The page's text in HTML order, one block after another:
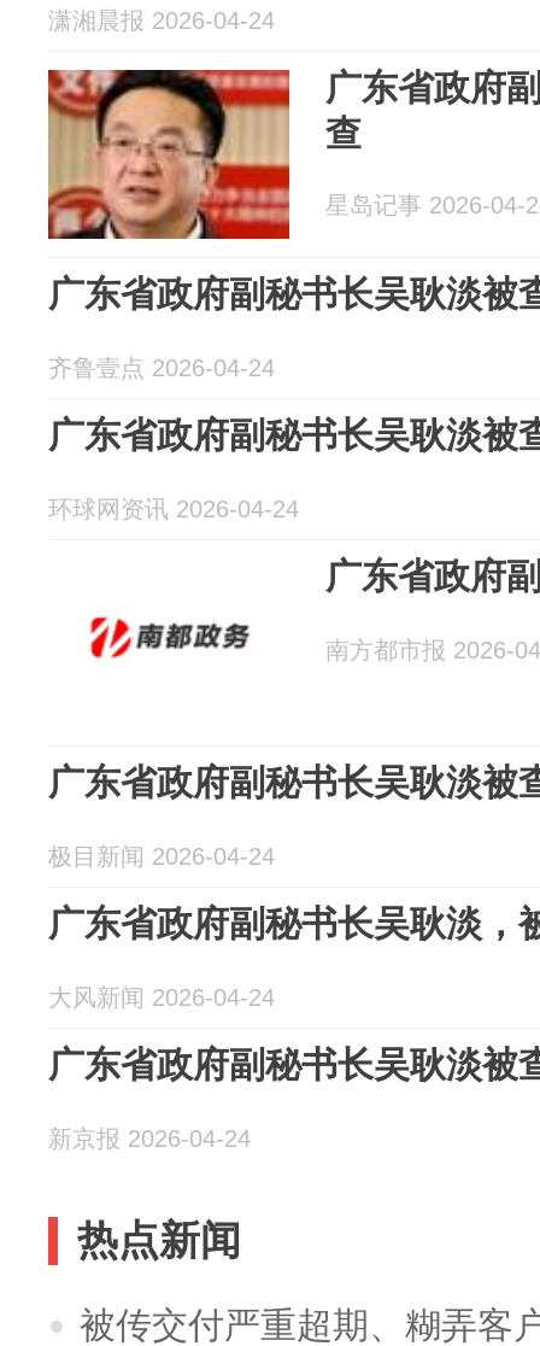
潇湘晨报 2026-04-24
广东省政府
查
星岛记事 2026-04-
广东省政府副秘书长吴耿淡被
齐鲁壹点 2026-04-24
广东省政府副秘书长吴耿淡被
环球网资讯 2026-04-24
广东省政府
南方都市报 2026-
广东省政府副秘书长吴耿淡被
极目新闻 2026-04-24
广东省政府副秘书长吴耿淡，
大风新闻 2026-04-24
广东省政府副秘书长吴耿淡被
新京报 2026-04-24
热点新闻
被传交付严重超期、糊弄客